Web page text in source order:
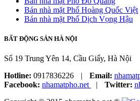
Bán nhà mặt Phố Hoàng Quốc Việt
Bán nhà mặt Phố Dịch Vọng Hậu
BẤT ĐỘNG SẢN HÀ NỘI
Số 19 Trung Yên 14, Cầu Giấy, Hà Nội
Hotline: 0917836226 | Email:
Facebook: nhamatpho.net | Twitter: